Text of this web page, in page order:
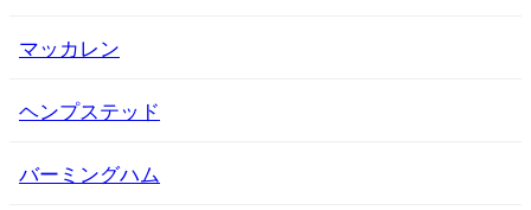
マッカレン
ヘンプステッド
バーミングハム